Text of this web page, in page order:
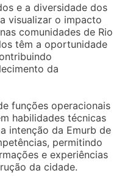
e a diversidade dos
visualizar o impacto
comunidades de Rio
têm a oportunidade
da
funções operacionais
habilidades técnicas
intenção da Emurb de
permitindo
e experiências
da cidade.